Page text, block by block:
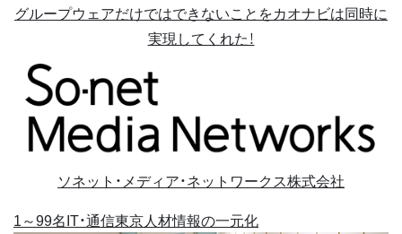
グループウェアだけではできないことをカオナビは同時に
実現してくれた！
ソネット・メディア・ネットワークス株式会社
1～99名IT・通信東京人材情報の一元化